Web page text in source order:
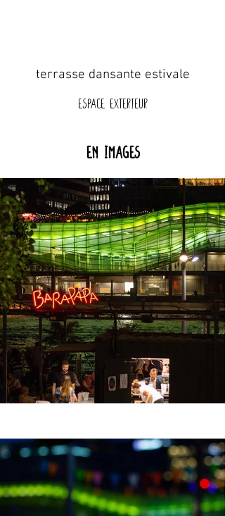
terrasse dansante estivale
Espace exterieur
En images